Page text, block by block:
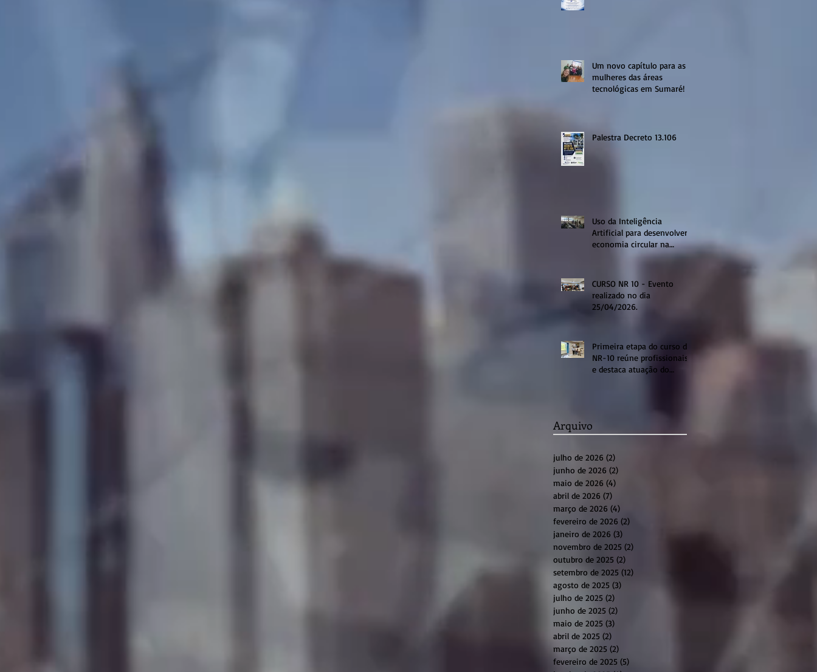
Um novo capítulo para as
mulheres das áreas
tecnológicas em Sumaré!
Palestra Decreto 13.106
Uso da Inteligência
Artificial para desenvolver a
economia circular na
região de Sumaré
CURSO NR 10 - Evento
realizado no dia
25/04/2026.
Primeira etapa do curso de
NR-10 reúne profissionais
e destaca atuação do
Arquivo
julho de 2026 (2)
junho de 2026 (2)
maio de 2026 (4)
abril de 2026 (7)
março de 2026 (4)
fevereiro de 2026 (2)
janeiro de 2026 (3)
novembro de 2025 (2)
outubro de 2025 (2)
setembro de 2025 (12)
agosto de 2025 (3)
julho de 2025 (2)
junho de 2025 (2)
maio de 2025 (3)
abril de 2025 (2)
março de 2025 (2)
fevereiro de 2025 (5)